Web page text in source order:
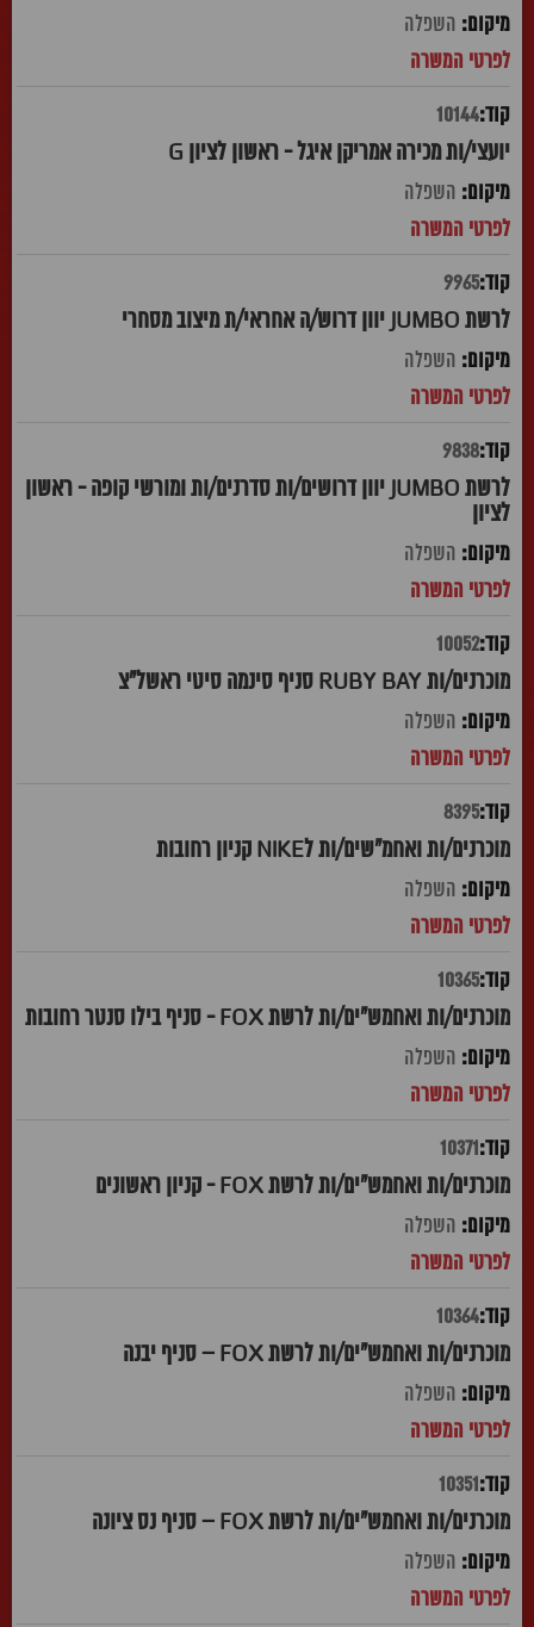
השפלה
10144
יועצי/ות מכירה אמריקן איגל - ראשון לציון G
השפלה
9965
לרשת JUMBO יוון דרוש/ה אחראי/ת מיצוב מסחרי
השפלה
9838
לרשת JUMBO יוון דרושים/ות סדרנים/ות ומורשי קופה - ראשון
לציון
השפלה
10052
מוכרנים/ות RUBY BAY סניף סינמה סיטי ראשל"צ
השפלה
8395
מוכרנים/ות ואחמ"שים/ות לNIKE קניון רחובות
השפלה
10365
מוכרנים/ות ואחמש"ים/ות לרשת FOX - סניף בילו סנטר רחובות
השפלה
10371
מוכרנים/ות ואחמש"ים/ות לרשת FOX - קניון ראשונים
השפלה
10364
מוכרנים/ות ואחמש"ים/ות לרשת FOX – סניף יבנה
השפלה
10351
מוכרנים/ות ואחמש"ים/ות לרשת FOX – סניף נס ציונה
השפלה